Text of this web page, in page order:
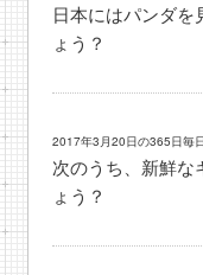
日本にはパンダを
ょう？
2017年3月20日の365日毎
次のうち、新鮮な
ょう？